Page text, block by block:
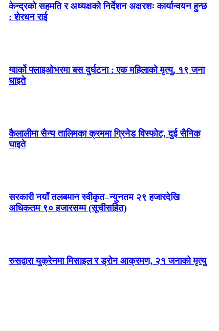
केन्द्रको सहमति र अध्यक्षको निर्देशन अक्षरशः कार्यान्वयन हुन्छ
: शेरधन राई
ग्वार्को फ्लाइओभरमा बस दुर्घटना : एक महिलाको मृत्यु, १९ जना
घाइते
कैलालीमा सैन्य तालिमका क्रममा ग्रिनेड विस्फोट, दुई सैनिक
घाइते
सरकारी नयाँ तलबमान स्वीकृत–न्युनतम २९ हजारदेखि
अधिकतम ९० हजारसम्म (सूचीसहित)
रुसद्वारा युक्रेनमा मिसाइल र ड्रोन आक्रमण, २१ जनाको मृत्यु